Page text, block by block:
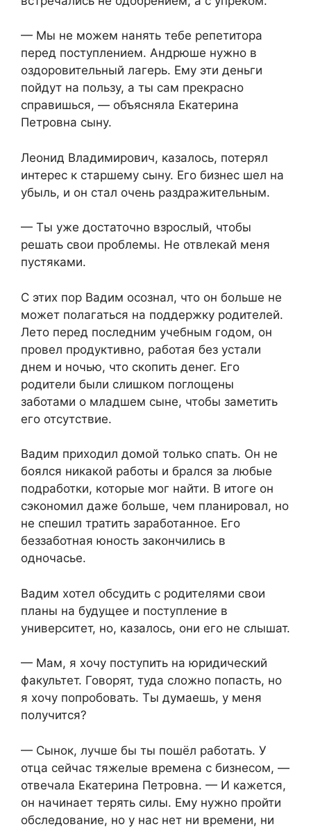
— Мы не можем нанять тебе репетитора
перед поступлением. Андрюше нужно в
оздоровительный лагерь. Ему эти деньги
пойдут на пользу, а ты сам прекрасно
справишься, — объясняла Екатерина
Петровна сыну.
Леонид Владимирович, казалось, потерял
интерес к старшему сыну. Его бизнес шел на
убыль, и он стал очень раздражительным.
— Ты уже достаточно взрослый, чтобы
решать свои проблемы. Не отвлекай меня
пустяками.
С этих пор Вадим осознал, что он больше не
может полагаться на поддержку родителей.
Лето перед последним учебным годом, он
провел продуктивно, работая без устали
днем и ночью, что скопить денег. Его
родители были слишком поглощены
заботами о младшем сыне, чтобы заметить
его отсутствие.
Вадим приходил домой только спать. Он не
боялся никакой работы и брался за любые
подработки, которые мог найти. В итоге он
сэкономил даже больше, чем планировал, но
не спешил тратить заработанное. Его
беззаботная юность закончились в
одночасье.
Вадим хотел обсудить с родителями свои
планы на будущее и поступление в
университет, но, казалось, они его не слышат.
— Мам, я хочу поступить на юридический
факультет. Говорят, туда сложно попасть, но
я хочу попробовать. Ты думаешь, у меня
получится?
— Сынок, лучше бы ты пошёл работать. У
отца сейчас тяжелые времена с бизнесом, —
отвечала Екатерина Петровна. — И кажется,
он начинает терять силы. Ему нужно пройти
обследование, но у нас нет ни времени, ни